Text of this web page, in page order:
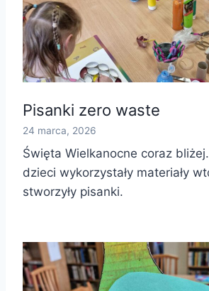
Pisanki zero waste
24 marca, 2026
Święta Wielkanocne coraz
dzieci wykorzystały materiały
stworzyły pisanki.